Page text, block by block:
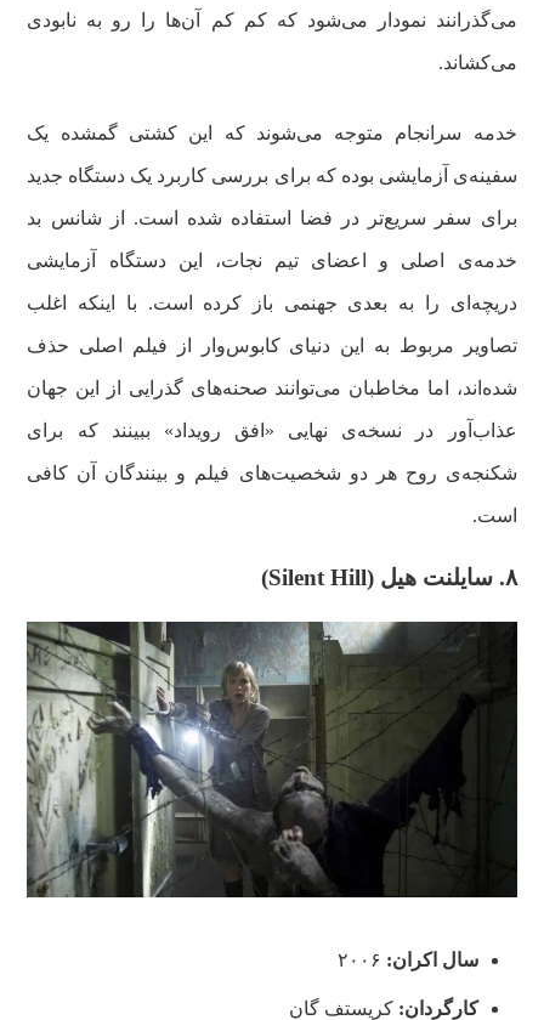
می‌گذرانند نمودار می‌شود که کم کم آن‌ها را رو به نابودی
می‌کشاند.
خدمه سرانجام متوجه می‌شوند که این کشتی گمشده یک
سفینه‌ی آزمایشی بوده که برای بررسی کاربرد یک دستگاه جدید
برای سفر سریع‌تر در فضا استفاده شده است. از شانس بد
خدمه‌ی اصلی و اعضای تیم نجات، این دستگاه آزمایشی
دریچه‌ای را به بعدی جهنمی باز کرده است. با اینکه اغلب
تصاویر مربوط به این دنیای کابوس‌وار از فیلم اصلی حذف
شده‌اند، اما مخاطبان می‌توانند صحنه‌های گذرایی از این جهان
عذاب‌آور در نسخه‌ی نهایی «افق رویداد» ببینند که برای
شکنجه‌ی روح هر دو شخصیت‌های فیلم و بینندگان آن کافی
است.
۸. سایلنت هیل (Silent Hill)
سال اکران:
کارگردان: کریستف گان